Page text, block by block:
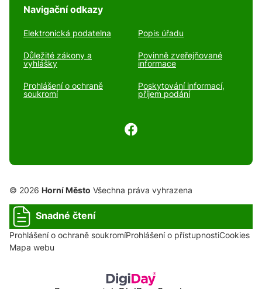
Navigační odkazy
Elektronická podatelna Popis úřadu
Důležité zákony a
vyhlášky
Povinně zveřejňované
informace
Prohlášení o ochraně
soukromí
Poskytování informací,
příjem podání
© 2026 Horní Město Všechna práva vyhrazena
Snadné čtení
Prohlášení o ochraně soukromíProhlášení o přístupnostiCookies
Mapa webu